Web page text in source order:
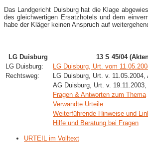
Das Landgericht Duisburg hat die Klage
des gleichwertigen Ersatzhotels und dem
habe der Kläger keinen Anspruch auf
LG Duisburg
13 S 45/04
LG Duisburg:
LG Duisburg, Urt. vom
Rechtsweg:
LG Duisburg, Urt. v. 11.05.2004,
AG Duisburg, Urt. v. 19.11.2003,
Fragen & Antworten zum Thema
Verwandte Urteile
Weiterführende Hinweise und
Hilfe und Beratung bei Fragen
URTEIL im Volltext